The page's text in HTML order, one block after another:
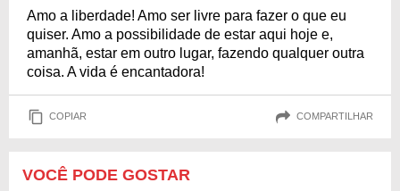
Amo a liberdade! Amo ser livre para fazer o que eu
quiser. Amo a possibilidade de estar aqui hoje e,
amanhã, estar em outro lugar, fazendo qualquer outra
coisa. A vida é encantadora!
COPIAR COMPARTILHAR
VOCÊ PODE GOSTAR